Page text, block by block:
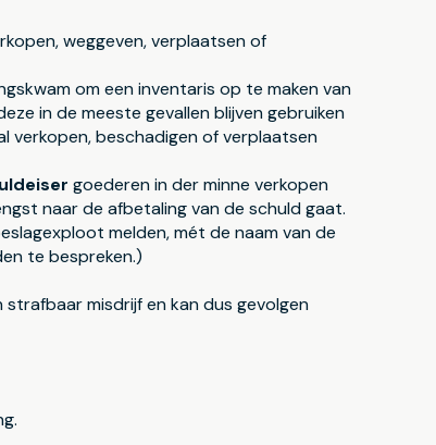
weggeven, verplaatsen of
om een inventaris op te maken van
in de meeste gevallen blijven gebruiken
verkopen, beschadigen of verplaatsen
goederen in der minne verkopen
naar de afbetaling van de schuld gaat.
melden, mét de naam van de
te bespreken.)
misdrijf en kan dus gevolgen